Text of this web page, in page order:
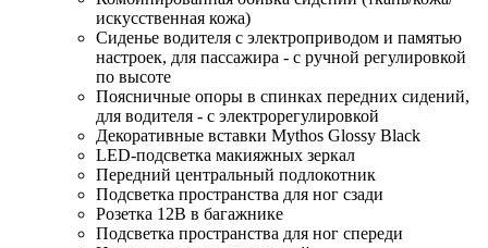
искусственная кожа)
Сиденье водителя с электроприводом и памятью
настроек, для пассажира - с ручной регулировкой
по высоте
Поясничные опоры в спинках передних сидений,
для водителя - с электрорегулировкой
Декоративные вставки Mythos Glossy Black
LED-подсветка макияжных зеркал
Передний центральный подлокотник
Подсветка пространства для ног сзади
Розетка 12В в багажнике
Подсветка пространства для ног спереди